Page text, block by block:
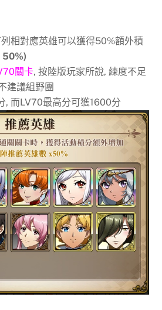
相對應英雄可以獲得50%額外積
50%)
關卡, 按陸版玩家所說, 練度不足
建議組野團
, 而LV70最高分可獲1600分